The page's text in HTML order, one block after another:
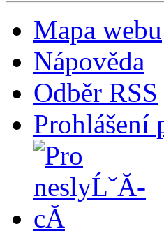
Mapa webu
Nápověda
Odběr RSS
Prohlášení